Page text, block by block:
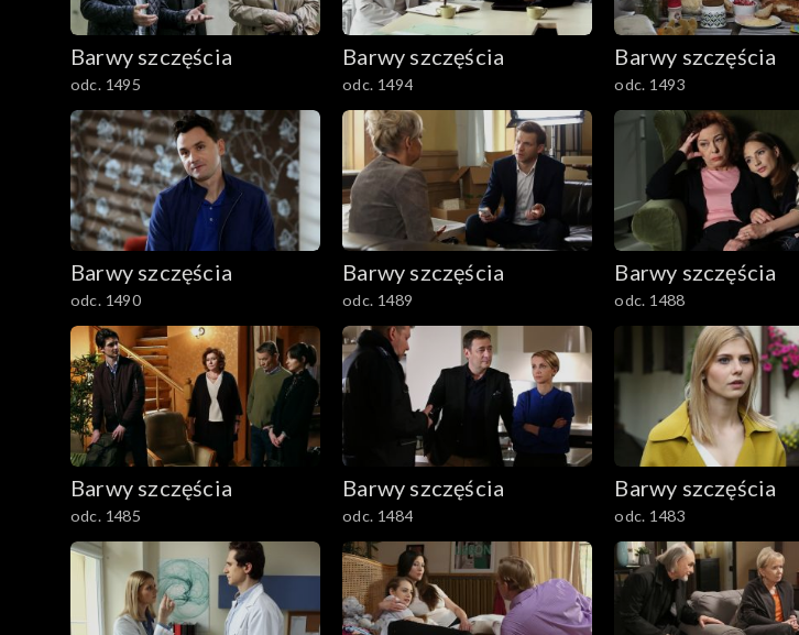
2701–2800
2601–2700
2501–2600
2401–2500
2301–2400
2201–2300
2101–2200
2001–2100
1901–2000
1801–1900
1701–1800
1601–1700
Barwy szczęścia
odc. 1495
Barwy szczęścia
odc. 1494
Barwy szczęścia
odc. 1493
Barwy szczęścia
odc. 1490
Barwy szczęścia
odc. 1489
Barwy szczęścia
odc. 1488
Barwy szczęścia
odc. 1485
Barwy szczęścia
odc. 1484
Barwy szczęścia
odc. 1483